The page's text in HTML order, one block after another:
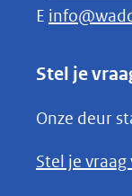
E
Stel je
Onze deur
Stel je